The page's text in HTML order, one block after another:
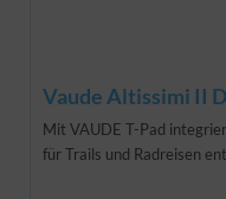
Vaude Altissimi II
Mit VAUDE T-Pad
für Trails und Radreisen